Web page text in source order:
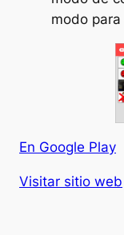
modo
En Google Play
Visitar sitio web